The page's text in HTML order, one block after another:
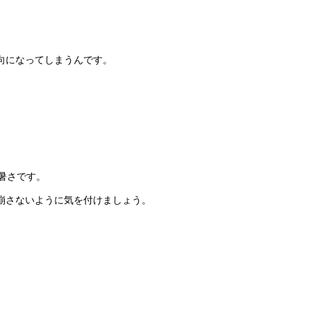
なってしまうんです。
です。
ないように気を付けましょう。